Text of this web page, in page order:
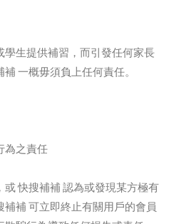
生提供補習，而引發任何家長
一概毋須負上任何責任。
為之責任
快搜補補 認為或發現某方極有
補 可立即終止有關用戶的會員